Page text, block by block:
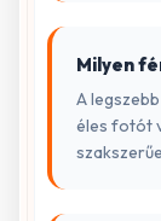
Milyen
A
éles fotót